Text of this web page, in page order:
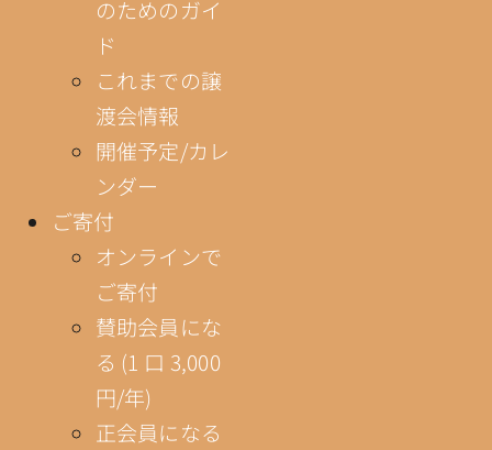
のためのガイ
ド
これまでの譲
渡会情報
開催予定/カレ
ンダー
ご寄付
オンラインで
ご寄付
賛助会員にな
る (1 口 3,000
円/年)
正会員になる